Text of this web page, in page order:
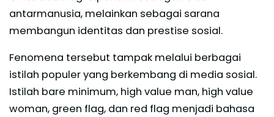
antarmanusia, melainkan sebagai sarana
membangun identitas dan prestise sosial.
Fenomena tersebut tampak melalui berbagai
istilah populer yang berkembang di media sosial.
Istilah bare minimum, high value man, high value
woman, green flag, dan red flag menjadi bahasa